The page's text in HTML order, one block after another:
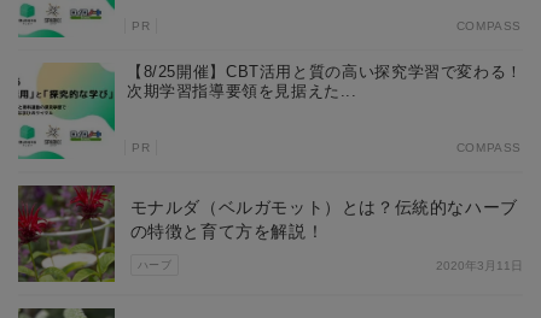
PR COMPASS
【8/25開催】CBT活用と質の高い探究学習で変わる！
次期学習指導要領を見据えた...
PR COMPASS
ハーブ
モナルダ（ベルガモット）とは？伝統的なハーブ
の特徴と育て方を解説！
2020年3月11日